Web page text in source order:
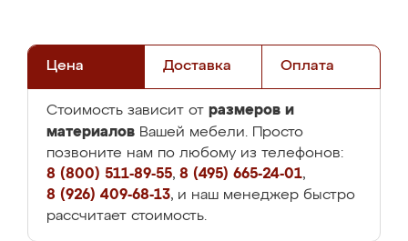
Цена Доставка Оплата
Стоимость зависит от размеров и
материалов Вашей мебели. Просто
позвоните нам по любому из телефонов:
8 (800) 511-89-55, 8 (495) 665-24-01,
8 (926) 409-68-13, и наш менеджер быстро
рассчитает стоимость.